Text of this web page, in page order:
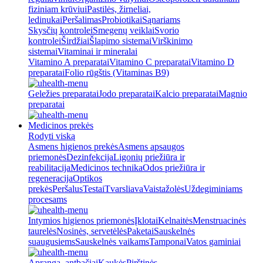
fiziniam krūviuiPastilės, žirneliai,
ledinukaiPeršalimasProbiotikaiSąnariams
Skysčių kontroleiSmegenų veiklaiSvorio
kontroleiŠirdžiaiŠlapimo sistemaiVirškinimo
sistemaiVitaminai ir mineralai
Vitamino A preparataiVitamino C preparataiVitamino D
preparataiFolio rūgštis (Vitaminas B9)
Geležies preparataiJodo preparataiKalcio preparataiMagnio
preparatai
Medicinos prekės
Rodyti viską
Asmens higienos prekėsAsmens apsaugos
priemonėsDezinfekcijaLigonių priežiūra ir
reabilitacijaMedicinos technikaOdos priežiūra ir
regeneracijaOptikos
prekėsPeršalusTestaiTvarsliavaVaistažolėsUždegiminiams
procesams
Intymios higienos priemonėsĮklotaiKelnaitėsMenstruacinės
taurelėsNosinės, servetėlėsPaketaiSauskelnės
suaugusiemsSauskelnės vaikamsTamponaiVatos gaminiai